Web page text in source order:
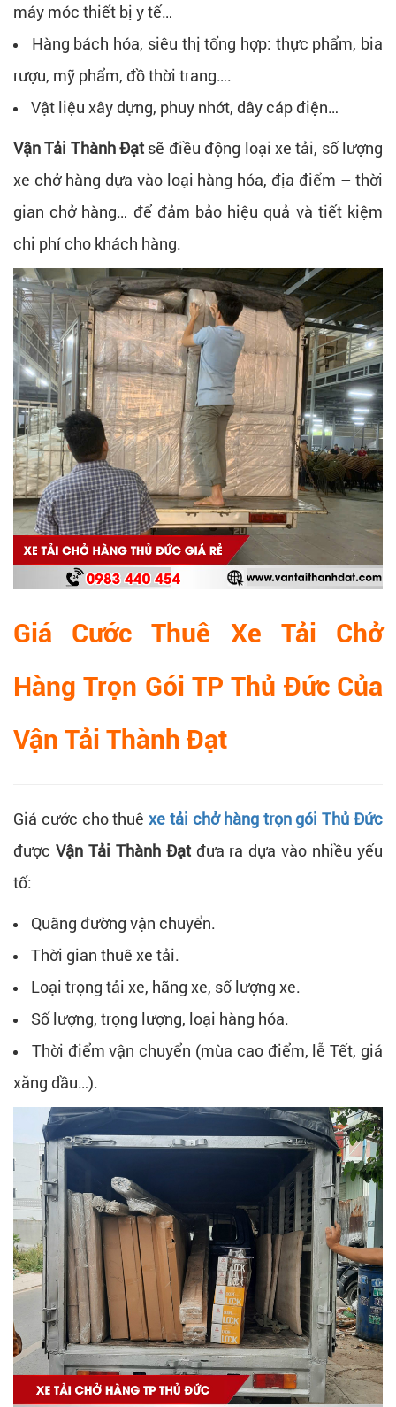
máy móc thiết bị y tế…
Hàng bách hóa, siêu thị tổng hợp: thực phẩm, bia
rượu, mỹ phẩm, đồ thời trang….
Vật liệu xây dựng, phuy nhớt, dây cáp điện…
Vận Tải Thành Đạt sẽ điều động loại xe tải, số lượng
xe chở hàng dựa vào loại hàng hóa, địa điểm – thời
gian chở hàng… để đảm bảo hiệu quả và tiết kiệm
chi phí cho khách hàng.
Giá Cước Thuê Xe Tải Chở
Hàng Trọn Gói TP Thủ Đức Của
Vận Tải Thành Đạt
Giá cước cho thuêxe tải chở hàng trọn gói Thủ Đức
được Vận Tải Thành Đạt đưa ra dựa vào nhiều yếu
tố:
Quãng đường vận chuyển.
Thời gian thuê xe tải.
Loại trọng tải xe, hãng xe, số lượng xe.
Số lượng, trọng lượng, loại hàng hóa.
Thời điểm vận chuyển (mùa cao điểm, lễ Tết, giá
xăng dầu…).